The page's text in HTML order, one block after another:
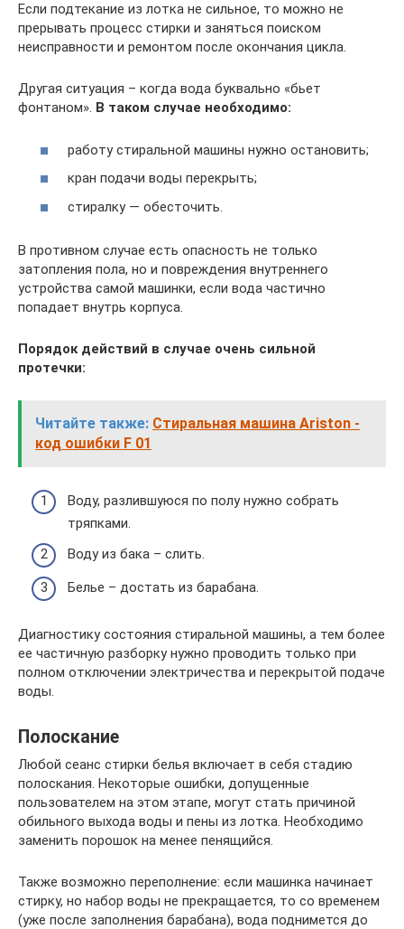
Если подтекание из лотка не сильное, то можно не
прерывать процесс стирки и заняться поиском
неисправности и ремонтом после окончания цикла.
Другая ситуация – когда вода буквально «бьет
фонтаном». В таком случае необходимо:
работу стиральной машины нужно остановить;
кран подачи воды перекрыть;
стиралку — обесточить.
В противном случае есть опасность не только
затопления пола, но и повреждения внутреннего
устройства самой машинки, если вода частично
попадает внутрь корпуса.
Порядок действий в случае очень сильной
протечки:
Читайте также: Стиральная машина Ariston -
код ошибки F 01
Воду, разлившуюся по полу нужно собрать
тряпками.
Воду из бака – слить.
Белье – достать из барабана.
Диагностику состояния стиральной машины, а тем более
ее частичную разборку нужно проводить только при
полном отключении электричества и перекрытой подаче
воды.
Полоскание
Любой сеанс стирки белья включает в себя стадию
полоскания. Некоторые ошибки, допущенные
пользователем на этом этапе, могут стать причиной
обильного выхода воды и пены из лотка. Необходимо
заменить порошок на менее пенящийся.
Также возможно переполнение: если машинка начинает
стирку, но набор воды не прекращается, то со временем
(уже после заполнения барабана), вода поднимется до